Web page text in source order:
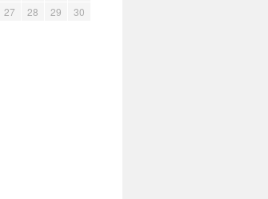
27 28 29
30